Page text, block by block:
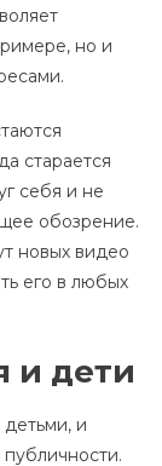
но и
старается
себя и не
обозрение.
новых видео
его в любых
и дети
и